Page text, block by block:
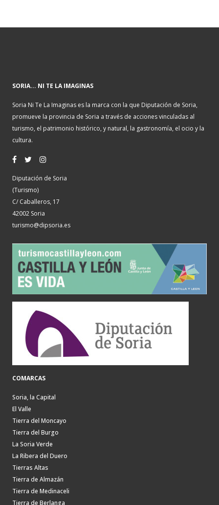
SORIA... NI TE LA IMAGINAS
Soria Ni Te La Imaginas es la marca con la que Diputación de Soria,
promueve la provincia de Soria a través de acciones vinculadas al
turismo, el patrimonio histórico, y natural, la gastronomía, el ocio y la
cultura.
Diputación de Soria
(Turismo)
C/ Caballeros, 17
42002 Soria
turismo@dipsoria.es
COMARCAS
Soria, la Capital
El Valle
Tierra del Moncayo
Tierra del Burgo
La Soria Verde
La Ribera del Duero
Tierras Altas
Tierra de Almazán
Tierra de Medinaceli
Tierra de Berlanga